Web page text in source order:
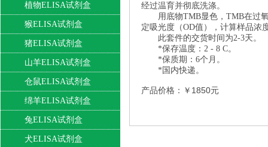
植物ELISA试剂盒
猴ELISA试剂盒
猪ELISA试剂盒
山羊ELISA试剂盒
仓鼠ELISA试剂盒
绵羊ELISA试剂盒
兔ELISA试剂盒
犬ELISA试剂盒
经过温育并彻底洗涤。
用底物TMB显色，TMB在过
定吸光度（OD值），计算样品浓
此套件的交货时间为2-3天。
*保存温度：2 - 8 C。
*保质期：6个月。
*国内快递。
产品价格：￥1850元